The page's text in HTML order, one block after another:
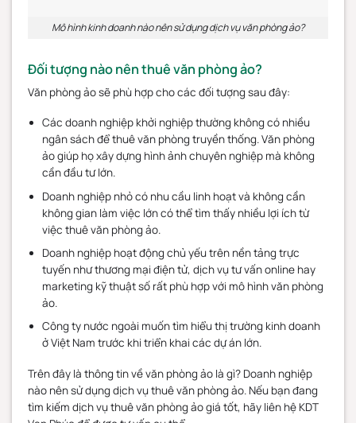
Mô hình kinh doanh nào nên sử dụng dịch vụ văn phòng ảo?
Đối tượng nào nên thuê văn phòng ảo?
Văn phòng ảo sẽ phù hợp cho các đối tượng sau đây:
Các doanh nghiệp khởi nghiệp thường không có nhiều
ngân sách để thuê văn phòng truyền thống. Văn phòng
ảo giúp họ xây dựng hình ảnh chuyên nghiệp mà không
cần đầu tư lớn.
Doanh nghiệp nhỏ có nhu cầu linh hoạt và không cần
không gian làm việc lớn có thể tìm thấy nhiều lợi ích từ
việc thuê văn phòng ảo.
Doanh nghiệp hoạt động chủ yếu trên nền tảng trực
tuyến như thương mại điện tử, dịch vụ tư vấn online hay
marketing kỹ thuật số rất phù hợp với mô hình văn phòng
ảo.
Công ty nước ngoài muốn tìm hiểu thị trường kinh doanh
ở Việt Nam trước khi triển khai các dự án lớn.
Trên đây là thông tin về văn phòng ảo là gì? Doanh nghiệp
nào nên sử dụng dịch vụ thuê văn phòng ảo. Nếu bạn đang
tìm kiếm dịch vụ thuê văn phòng ảo giá tốt, hãy liên hệ KDT